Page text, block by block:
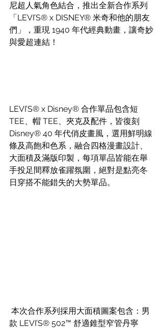
尼超人氣角色結合，推出全新合作系列
「LEVI’S® x DISNEY® 米奇和他的朋友
們」，重現 1940 年代經典動畫，讓奇妙
與愛超連結！
LEVI’S® x Disney® 合作單品包含短
TEE、帽 TEE、夾克及配件，皆復刻
Disney® 40 年代俏皮畫風，選用鮮明線
條及高飽和色系，融合四格漫畫設計、
大面積及滿版印製，每項單品皆能在舉
手投足間釋放雀躍氛圍，絕對是點亮冬
日穿搭不能錯失的大勢單品。
款 LEVI’S® 502™ 舒適錐型窄管丹寧